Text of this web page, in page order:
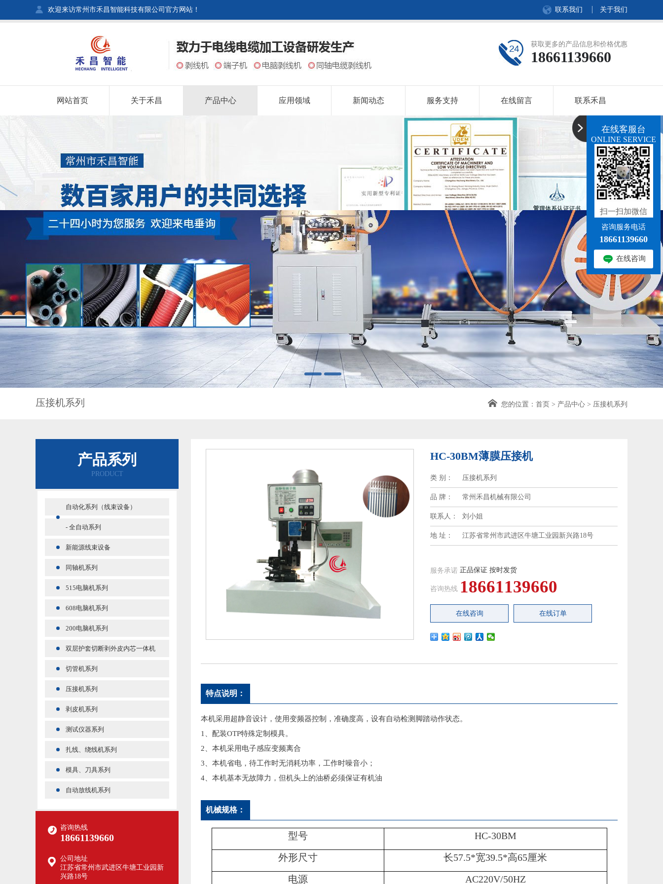
欢迎来访常州市禾昌智能科技有限公司官方网站！ 联系我们 关于我们
获取更多的产品信息和价格优惠
18661139660
网站首页 关于禾昌 产品中心 应用领域 新闻动态 服务支持 在线留言 联系禾昌
压接机系列 您的位置： 首页 > 产品中心 > 压接机系列
产品系列
PRODUCT
自动化系列（线束设备）
- 全自动系列
新能源线束设备
同轴机系列
515电脑机系列
608电脑机系列
200电脑机系列
双层护套切断剥外皮内芯一体机
切管机系列
压接机系列
剥皮机系列
测试仪器系列
扎线、绕线机系列
模具、刀具系列
自动放线机系列
咨询热线
18661139660
公司地址
江苏省常州市武进区牛塘工业园新
兴路18号
HC-30BM薄膜压接机
类 别： 压接机系列
品 牌： 常州禾昌机械有限公司
联系人： 刘小姐
地 址： 江苏省常州市武进区牛塘工业园新兴路18号
服务承诺 正品保证 按时发货
咨询热线 18661139660
在线咨询 在线订单
特点说明：
本机采用超静音设计，使用变频器控制，准确度高，设有自动检测脚踏动作状态。
1、配装OTP特殊定制模具。
2、本机采用电子感应变频离合
3、本机省电，待工作时无消耗功率，工作时噪音小；
4、本机基本无故障力，但机头上的油桥必须保证有机油
机械规格：
型号 HC-30BM
外形尺寸
长57.5*宽39.5*高65厘米
电源
AC220V/50HZ
在线客服台
ONLINE SERVICE
扫一扫加微信
咨询服务电话
18661139660
在线咨询